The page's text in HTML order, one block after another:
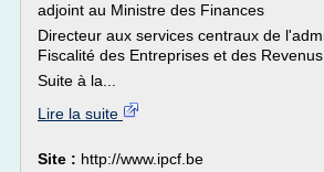
adjoint au Ministre des Finances
Directeur aux services centraux de
Fiscalité des Entreprises et des Revenus
Suite à la...
Lire la suite
Site : http://www.ipcf.be